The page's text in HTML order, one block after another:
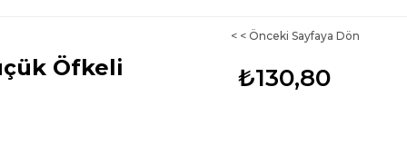
< < Önceki Sayfaya Dön
₺130,80
Öfkeli